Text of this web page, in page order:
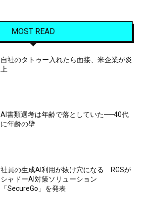
MOST READ
自社のタトゥー入れたら面接、米企業が炎
上
AI書類選考は年齢で落としていた──40代
に年齢の壁
社員の生成AI利用が抜け穴になる RGSが
シャドーAI対策ソリューション
「SecureGo」を発表